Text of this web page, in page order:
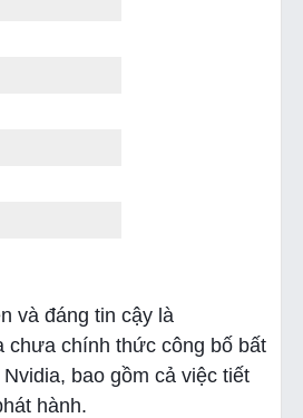
và đáng tin cậy là
chưa chính thức công bố bất
bao gồm cả việc tiết
hành.